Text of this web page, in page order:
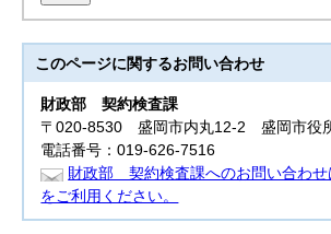
このページに関するお問い合わせ
財政部契約検査課
〒020-8530 盛岡市内丸12-2 盛岡市役
電話番号：019-626-7516
財政部 契約検査課へのお問い合わせ
をご利用ください。